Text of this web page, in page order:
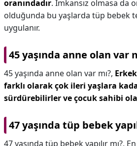
oranındadır. İmkansız olmasa da
olduğunda bu yaşlarda tüp bebek
uygulanır.
45 yaşında anne olan var
45 yaşında anne olan var mı?,
farklı olarak çok ileri yaşlara
sürdürebilirler ve çocuk sahibi
47 yaşında tüp bebek
47 yaşında tüp bebek yapılır mı?,